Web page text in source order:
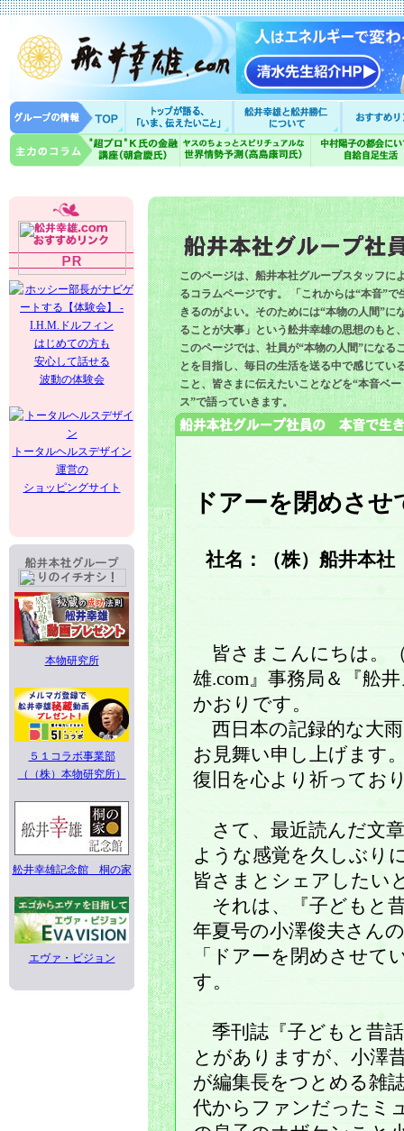
はじめての方も
安心して話せる
波動の体験会
トータルヘルスデザイン
運営の
ショッピングサイト
本物研究所
５１コラボ事業部
（（株）本物研究所）
舩井幸雄記念館 桐の家
エヴァ・ビジョン
このページは、船井本社グループスタッフに
るコラムページです。 「これからは“本音”で
きるのがよい。そのためには“本物の人間”に
ることが大事」という舩井幸雄の思想のもと
このページでは、社員が“本物の人間”になる
とを目指し、毎日の生活を送る中で感じてい
こと、皆さまに伝えたいことなどを“本音ベー
ス”で語っていきます。
ドアーを閉めさ
社名：（株）船井本
皆さまこんにちは。
雄.com』事務局＆『舩
かおりです。
西日本の記録的な大
お見舞い申し上げます
復旧を心より祈ってお
さて、最近読んだ文
ような感覚を久しぶり
皆さまとシェアしたい
それは、『子どもと
年夏号の小澤俊夫さん
「ドアーを閉めさせて
す。
季刊誌『子どもと昔
とがありますが、小澤
が編集長をつとめる雑
代からファンだったミ